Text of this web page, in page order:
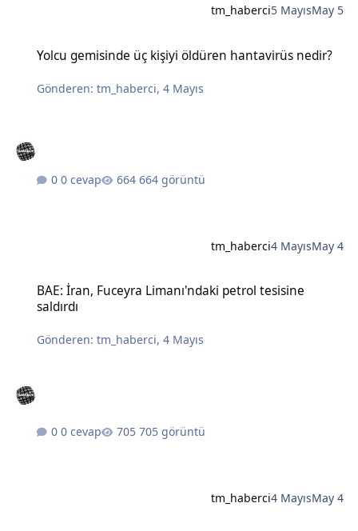
tm_haberci5 MayısMay 5
Yolcu gemisinde üç kişiyi öldüren hantavirüs nedir?
Gönderen:tm_haberci,4 Mayıs
0 cevap 664 görüntü
tm_haberci4 MayısMay 4
BAE: İran, Fuceyra Limanı'ndaki petrol tesisine
saldırdı
Gönderen:tm_haberci,4 Mayıs
0 cevap 705 görüntü
tm_haberci4 MayısMay 4